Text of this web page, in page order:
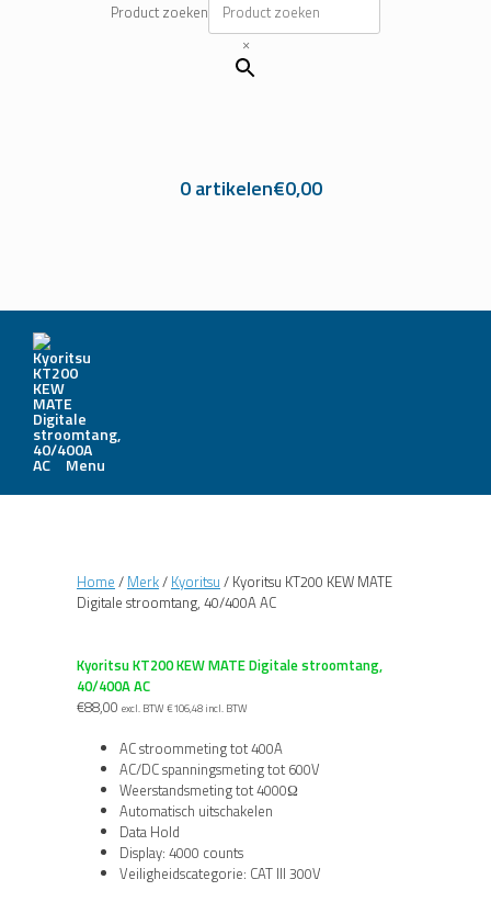
Product zoeken
×
0 artikelen€0,00
Menu
Home / Merk/ Kyoritsu / Kyoritsu KT200 KEW MATE
Digitale stroomtang, 40/400A AC
Kyoritsu KT200 KEW MATE Digitale stroomtang,
40/400A AC
€88,00 excl. BTW €106,48 incl. BTW
AC stroommeting tot 400A
AC/DC spanningsmeting tot 600V
Weerstandsmeting tot 4000Ω
Automatisch uitschakelen
Data Hold
Display: 4000 counts
Veiligheidscategorie: CAT III 300V